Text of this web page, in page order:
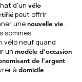
d'un vélo
peut offrir
unenouvelle vie .
sommes
vélo neuf quand
un modèle d'occasion
de l'argent
à domicile .